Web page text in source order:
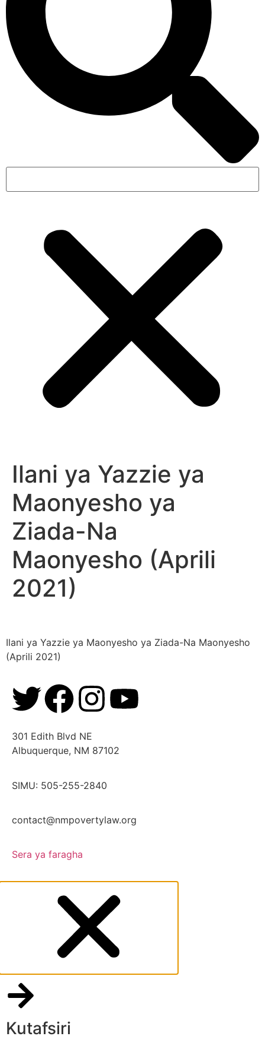
Ilani ya Yazzie ya
Maonyesho ya
Ziada-Na
Maonyesho (Aprili
2021)
Ilani ya Yazzie ya Maonyesho ya Ziada-Na Maonyesho
(Aprili 2021)
301 Edith Blvd NE
Albuquerque, NM 87102
SIMU: 505-255-2840
contact@nmpovertylaw.org
Sera ya faragha
Kutafsiri